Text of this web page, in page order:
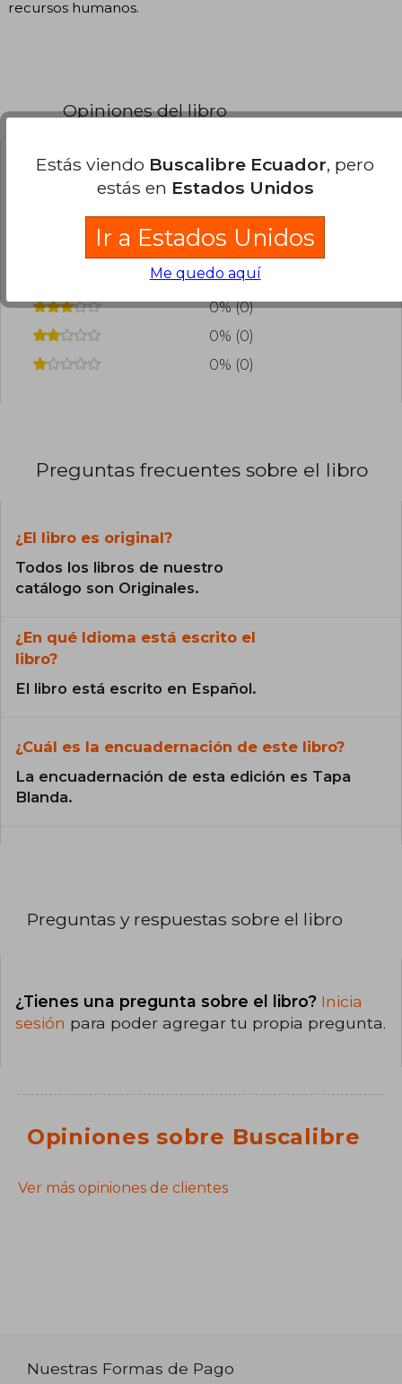
recursos humanos.
Opiniones del libro
¿Leíste este libro? Inicia sesión para poder
0% (0)
0% (0)
0% (0)
0% (0)
0% (0)
Preguntas frecuentes sobre el libro
¿El libro es original?
Todos los libros de nuestro
catálogo son Originales.
¿En qué Idioma está escrito el
libro?
El libro está escrito en Español.
¿Cuál es la encuadernación de este libro?
La encuadernación de esta edición es Tapa
Blanda.
Preguntas y respuestas sobre el libro
¿Tienes una pregunta sobre el libro? Inicia
sesión para poder agregar tu propia pregunta.
Opiniones sobre Buscalibre
Ver más opiniones de clientes
Nuestras Formas de Pago
Estás viendo Buscalibre Ecuador, pero
estás en Estados Unidos
Ir a Estados Unidos
Me quedo aquí